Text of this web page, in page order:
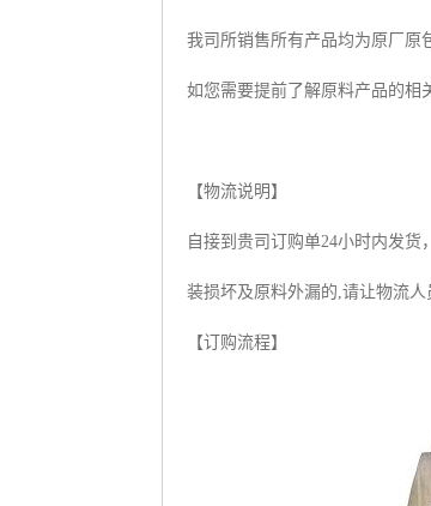
我司所销售所有产品均为原厂原
如您需要提前了解原料产品的相
【物流说明】
自接到贵司订购单24小时内发货
装损坏及原料外漏的,请让物流人
【订购流程】